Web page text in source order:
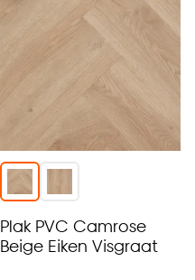
Plak PVC Camrose
Beige Eiken Visgraat